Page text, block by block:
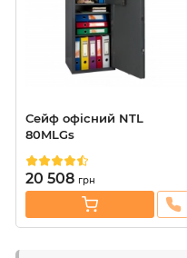
Сейф офісний NTL
80MLGs
20 508 грн